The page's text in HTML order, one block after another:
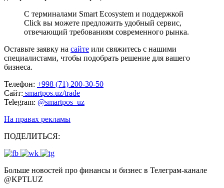
С терминалами Smart Ecosystem и поддержкой
Click вы можете предложить удобный сервис,
отвечающий требованиям современного рынка.
Оставьте заявку на сайте или свяжитесь с нашими
специалистами, чтобы подобрать решение для вашего
бизнеса.
Телефон: +998 (71) 200-30-50
Сайт: smartpos.uz/trade
Telegram: @smartpos_uz
На правах рекламы
ПОДЕЛИТЬСЯ:
Больше новостей про финансы и бизнес в Телеграм-канале
@KPTLUZ